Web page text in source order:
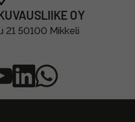
OY
21 50100 Mikkeli